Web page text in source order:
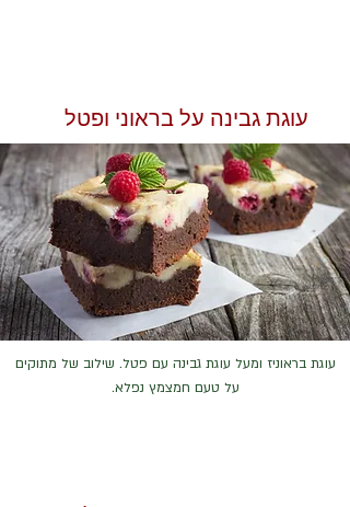
עוגת גבינה על בראוני ופטל
עוגת בראוניז ומעל עוגת גבינה עם פטל. שילוב של מתוקים
על טעם חמצמץ נפלא.